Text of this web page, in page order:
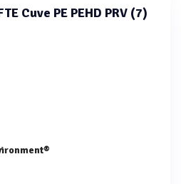
Cuve PE PEHD PRV (7)